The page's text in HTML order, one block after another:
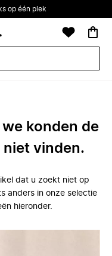
op één plek
konden de
niet vinden.
dat u zoekt niet op
anders in onze selectie
hieronder.